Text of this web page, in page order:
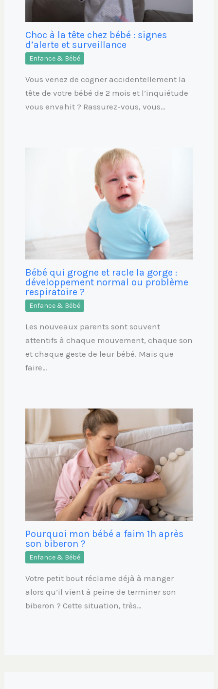
Choc à la tête chez bébé : signes
d’alerte et surveillance
Enfance & Bébé
Vous venez de cogner accidentellement la
tête de votre bébé de 2 mois et l’inquiétude
vous envahit ? Rassurez-vous, vous…
Bébé qui grogne et racle la gorge :
développement normal ou problème
respiratoire ?
Enfance & Bébé
Les nouveaux parents sont souvent
attentifs à chaque mouvement, chaque son
et chaque geste de leur bébé. Mais que
faire…
Pourquoi mon bébé a faim 1h après
son biberon ?
Enfance & Bébé
Votre petit bout réclame déjà à manger
alors qu’il vient à peine de terminer son
biberon ? Cette situation, très…